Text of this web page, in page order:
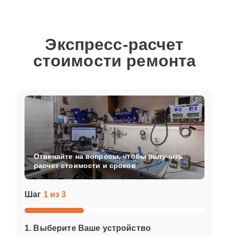
Экспресс-расчет
стоимости ремонта
Шаг 1 из 3
1. Выберите Ваше устройство
Отвечайте на вопросы, чтобы получить
расчет стоимости и сроков